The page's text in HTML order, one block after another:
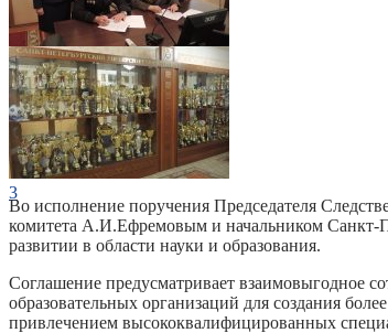
2
3
Во исполнение поручения Председателя
комитета А.И.Ефремовым и начальником Санкт-
развитии в области науки и образования.
Соглашение предусматривает взаимовыгодное
образовательных организаций для создания
привлечением высококвалифицированных